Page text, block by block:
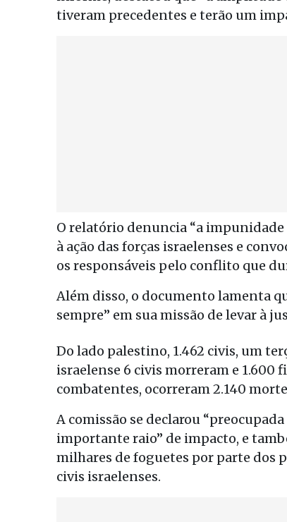
tiveram precedentes e terão um
O relatório denuncia “a
à ação das forças israelenses e
os responsáveis pelo conflito que
Além disso, o documento lamenta
sempre” em sua missão de levar à
Do lado palestino, 1.462 civis, um
israelense 6 civis morreram e 1.600
combatentes, ocorreram 2.140
A comissão se declarou
importante raio” de impacto, e
milhares de foguetes por parte dos
civis israelenses.